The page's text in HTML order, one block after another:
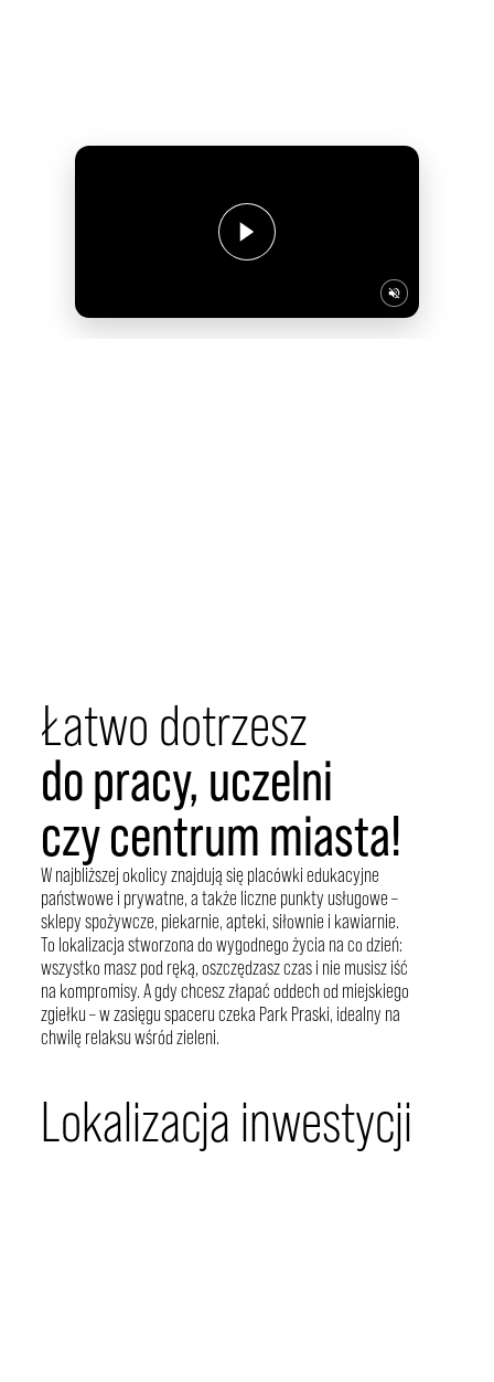
Łatwo dotrzesz
do pracy, uczelni
czy centrum miasta!
W najbliższej okolicy znajdują się placówki edukacyjne
państwowe i prywatne, a także liczne punkty usługowe –
sklepy spożywcze, piekarnie, apteki, siłownie i kawiarnie.
To lokalizacja stworzona do wygodnego życia na co dzień:
wszystko masz pod ręką, oszczędzasz czas i nie musisz iść
na kompromisy. A gdy chcesz złapać oddech od miejskiego
zgiełku – w zasięgu spaceru czeka Park Praski, idealny na
chwilę relaksu wśród zieleni.
Lokalizacja inwestycji